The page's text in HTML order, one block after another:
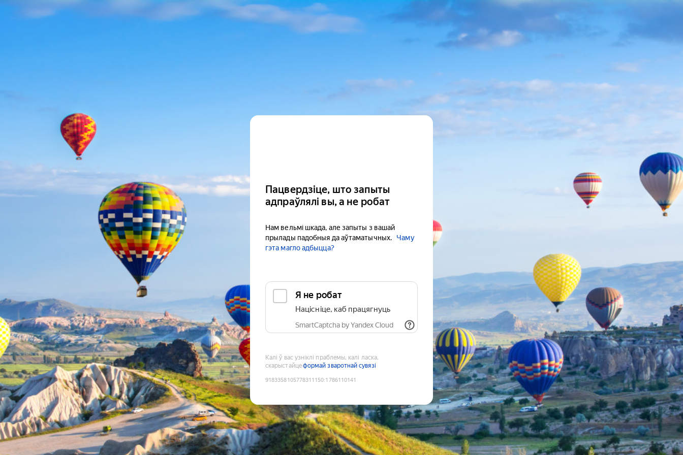
Пацвердзіце, што запыты
адпраўлялі вы, а не робат
Нам вельмі шкада, але запыты з вашай
прылады падобныя да аўтаматычных.
Чаму
гэта магло адбыцца?
Я не робат
Націсніце, каб працягнуць
SmartCaptcha by Yandex Cloud
Калі ў вас узніклі праблемы, калі ласка,
скарыстайцеформай зваротнай сувязі
9183358105778311150:1786110141